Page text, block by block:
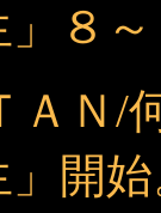
」８
ＡＮ/
」開